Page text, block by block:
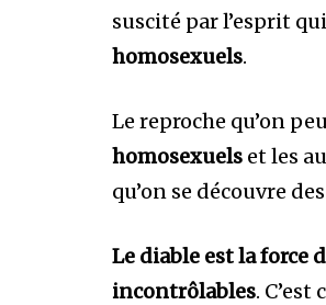
suscité par l’esprit
homosexuels.
Le reproche qu’on
homosexuels et les
qu’on se découvre
Le diable est la force
incontrôlables.